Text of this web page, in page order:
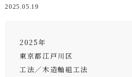
2025.05.19
2025年
東京都江戸川区
工法／木造軸組工法